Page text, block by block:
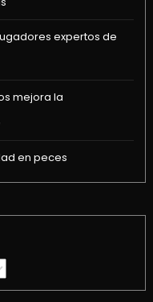
expertos de
mejora la
en peces